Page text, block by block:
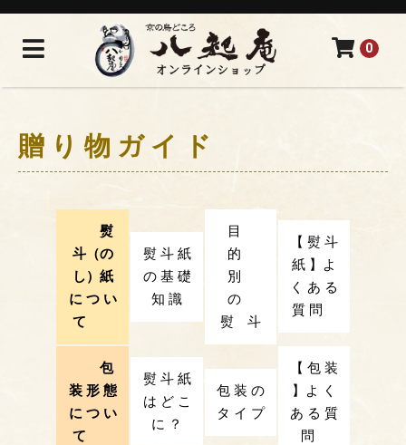
0
贈 り 物 ガ イ ド
熨
斗（の
し）紙
に つ い
て
熨 斗 紙
の 基 礎
知 識
目
的
別
の
熨 斗
【 熨 斗
紙 】よ
く あ る
質 問
包
装 形 態
に つ い
て
熨 斗 紙
は ど こ
に ？
包 装 の
タ イ プ
【 包 装
】よ く
あ る 質
問